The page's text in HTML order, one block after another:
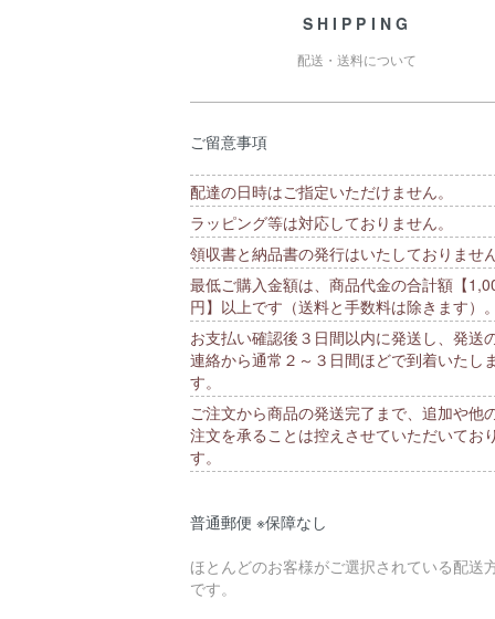
SHIPPING
配送・送料について
ご留意事項
配達の日時はご指定いただけません。
ラッピング等は対応しておりません。
領収書と納品書の発行はいたしておりません
最低ご購入金額は、商品代金の合計額【
円】以上です（送料と手数料は除きます）。
お支払い確認後３日間以内に発送し、発送
連絡から通常２～３日間ほどで到着いたしま
す。
ご注文から商品の発送完了まで、追加や他
注文を承ることは控えさせていただいてお
す。
普通郵便 ※保障なし
ほとんどのお客様がご選択されている配送
です。